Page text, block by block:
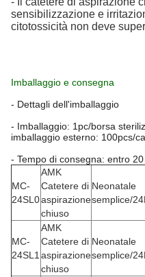
sensibilizzazione e
citotossicità non deve
Imballaggio e consegna
- Dettagli dell'imballaggio
- Imballaggio: 1pc/borsa
imballaggio esterno: 100pcs/
- Tempo di consegna: entro 20
MC-
24SL0
AMK
Catetere di
aspirazione
chiuso
Neonatale
semplice/
MC-
24SL1
AMK
Catetere di
aspirazione
chiuso
Neonatale
semplice/